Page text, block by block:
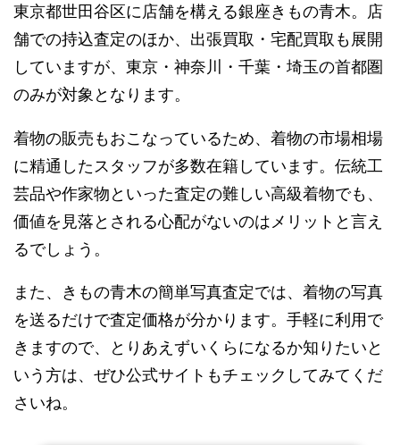
東京都世田谷区に店舗を構える銀座きもの青木。店
舗での持込査定のほか、出張買取・宅配買取も展開
していますが、東京・神奈川・千葉・埼玉の首都圏
のみが対象となります。
着物の販売もおこなっているため、着物の市場相場
に精通したスタッフが多数在籍しています。伝統工
芸品や作家物といった査定の難しい高級着物でも、
価値を見落とされる心配がないのはメリットと言え
るでしょう。
また、きもの青木の簡単写真査定では、着物の写真
を送るだけで査定価格が分かります。手軽に利用で
きますので、とりあえずいくらになるか知りたいと
いう方は、ぜひ公式サイトもチェックしてみてくだ
さいね。